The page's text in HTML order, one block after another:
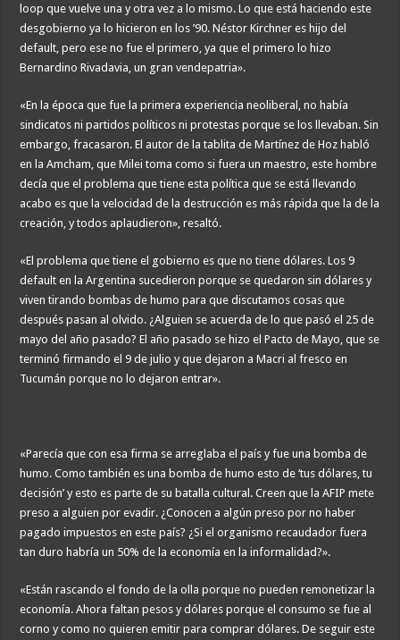
loop que vuelve una y otra vez a lo mismo. Lo que está haciendo este
desgobierno ya lo hicieron en los ’90. Néstor Kirchner es hijo del
default, pero ese no fue el primero, ya que el primero lo hizo
Bernardino Rivadavia, un gran vendepatria».
«En la época que fue la primera experiencia neoliberal, no había
sindicatos ni partidos políticos ni protestas porque se los llevaban. Sin
embargo, fracasaron. El autor de la tablita de Martínez de Hoz habló
en la Amcham, que Milei toma como si fuera un maestro, este hombre
decía que el problema que tiene esta política que se está llevando
acabo es que la velocidad de la destrucción es más rápida que la de la
creación, y todos aplaudieron», resaltó.
«El problema que tiene el gobierno es que no tiene dólares. Los 9
default en la Argentina sucedieron porque se quedaron sin dólares y
viven tirando bombas de humo para que discutamos cosas que
después pasan al olvido. ¿Alguien se acuerda de lo que pasó el 25 de
mayo del año pasado? El año pasado se hizo el Pacto de Mayo, que se
terminó firmando el 9 de julio y que dejaron a Macri al fresco en
Tucumán porque no lo dejaron entrar».
«Parecía que con esa firma se arreglaba el país y fue una bomba de
humo. Como también es una bomba de humo esto de ‘tus dólares, tu
decisión’ y esto es parte de su batalla cultural. Creen que la AFIP mete
preso a alguien por evadir. ¿Conocen a algún preso por no haber
pagado impuestos en este país? ¿Si el organismo recaudador fuera
tan duro habría un 50% de la economía en la informalidad?».
«Están rascando el fondo de la olla porque no pueden remonetizar la
economía. Ahora faltan pesos y dólares porque el consumo se fue al
corno y como no quieren emitir para comprar dólares. De seguir este